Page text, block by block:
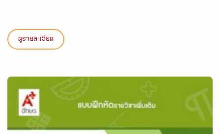
ดูรายละเอียด